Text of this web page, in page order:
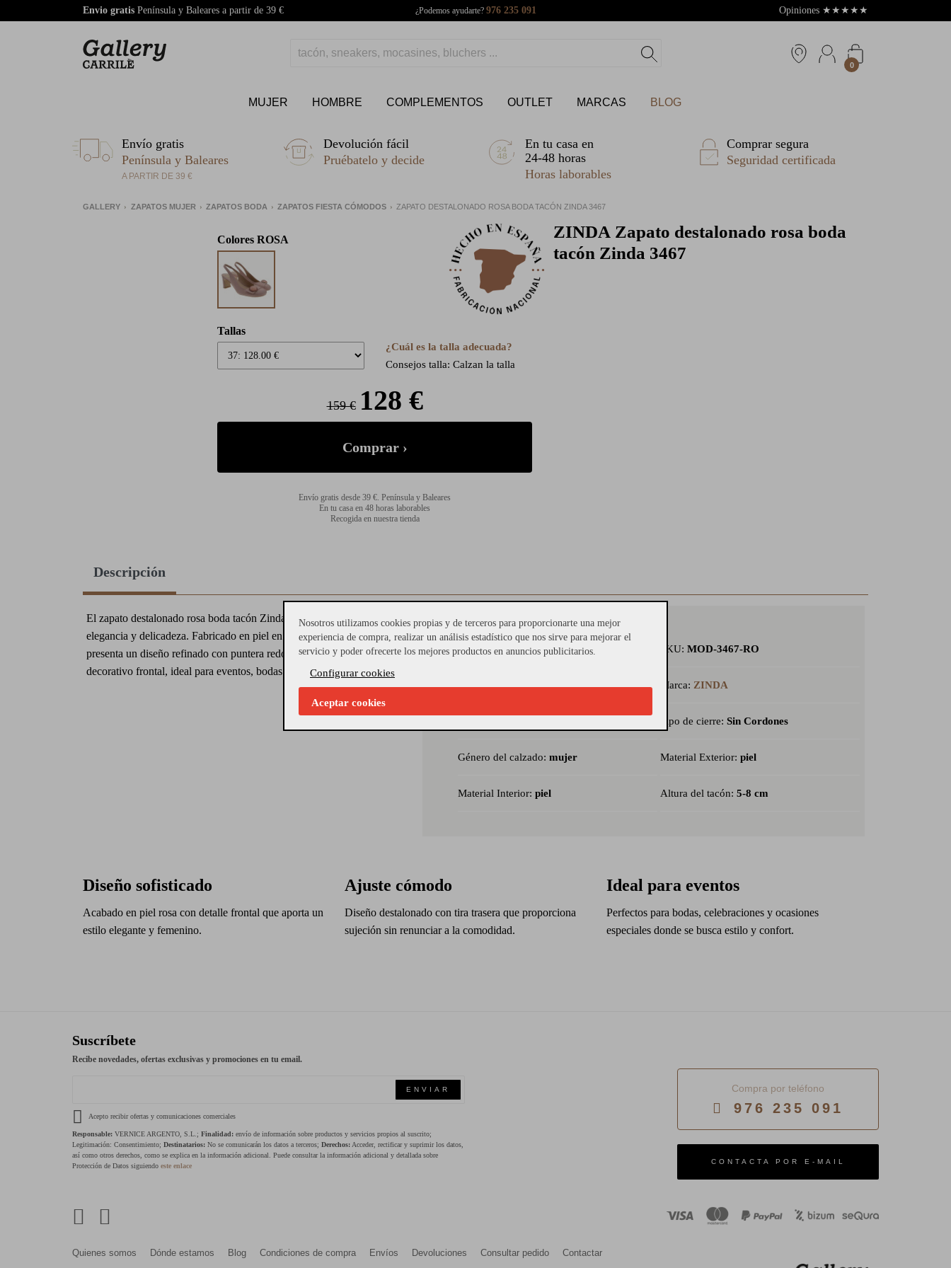
Envio gratis Península y Baleares a partir de 39 € ¿Podemos ayudarte? 976 235 091 Opiniones ★ ★ ★ ★ ★
0
MUJER HOMBRE COMPLEMENTOS OUTLET MARCAS BLOG
Envío gratis
Península y Baleares
A PARTIR DE 39 €
Devolución fácil
Pruébatelo y decide
En tu casa en
24-48 horas
Horas laborables
Comprar segura
Seguridad certificada
GALLERY ZAPATOS MUJER ZAPATOS BODA ZAPATOS FIESTA CÓMODOS ZAPATO DESTALONADO ROSA BODA TACÓN ZINDA 3467
ZINDA Zapato destalonado rosa boda
tacón Zinda 3467
Colores ROSA
Tallas
¿Cuál es la talla adecuada?
Consejos talla: Calzan la talla
159 € 128 €
Envío gratis desde 39 €. Península y Baleares
En tu casa en 48 horas laborables
Recogida en nuestra tienda
Descripción
El zapato destalonado rosa boda tacón Zinda destaca por su
elegancia y delicadeza. Fabricado en piel en tono rosa empolvado,
presenta un diseño refinado con puntera redondeada y detalle
decorativo frontal, ideal para eventos, bodas y ocasiones especiales.
Referencia Seleccionada:133442_37 SKU: MOD-3467-RO
Modelo:3467 Marca: ZINDA
Tipo de cierre: Sin Cordones
Género del calzado: mujer Material Exterior: piel
Material Interior: piel Altura del tacón: 5-8 cm
Diseño sofisticado
Acabado en piel rosa con detalle frontal que aporta un
estilo elegante y femenino.
Ajuste cómodo
Diseño destalonado con tira trasera que proporciona
sujeción sin renunciar a la comodidad.
Ideal para eventos
Perfectos para bodas, celebraciones y ocasiones
especiales donde se busca estilo y confort.
Suscríbete
Recibe novedades, ofertas exclusivas y promociones en tu email.
ENVIAR
Acepto recibir ofertas y comunicaciones comerciales
Responsable: VERNICE ARGENTO, S.L.; Finalidad: envío de información sobre productos y servicios propios al suscrito;
Legitimación: Consentimiento; Destinatarios: No se comunicarán los datos a terceros; Derechos: Acceder, rectificar y suprimir los datos,
así como otros derechos, como se explica en la información adicional. Puede consultar la información adicional y detallada sobre
Protección de Datos siguiendo este enlace
Compra por teléfono
976 235 091
E-MAIL
Quienes somos Dónde estamos Blog Condiciones de compra Envíos Devoluciones Consultar pedido Contactar
Nosotros utilizamos cookies propias y de terceros para proporcionarte una mejor
experiencia de compra, realizar un análisis estadístico que nos sirve para mejorar el
servicio y poder ofrecerte los mejores productos en anuncios publicitarios.
Configurar cookies
Aceptar cookies